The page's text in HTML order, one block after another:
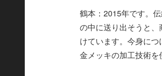
鶴本：2015年です。
の中に送り出そうと
けています。今身に
金メッキの加工技術を